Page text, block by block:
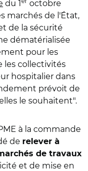
du 1
octobre
marchés de l'État,
de la sécurité
dématérialisée
pour les
les collectivités
hospitalier dans
prévoit de
le souhaitent".
à la commande
de relever à
de travaux
et de mise en